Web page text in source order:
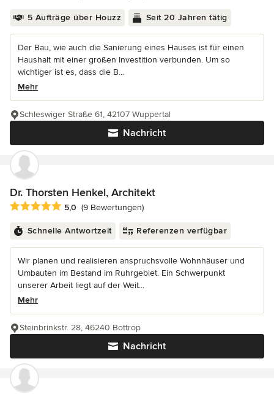
5 Aufträge über Houzz Seit 20 Jahren tätig
Der Bau, wie auch die Sanierung eines Hauses ist für einen
Haushalt mit einer großen Investition verbunden. Um so
wichtiger ist es, dass die B...
Mehr
Nachricht
Schleswiger Straße 61, 42107 Wuppertal
Dr. Thorsten Henkel, Architekt
Durchschnittliche Bewertung: 5 von 5 Sternen
5,0 (9 Bewertungen)
Schnelle Antwortzeit Referenzen verfügbar
Wir planen und realisieren anspruchsvolle Wohnhäuser und
Umbauten im Bestand im Ruhrgebiet. Ein Schwerpunkt
unserer Arbeit liegt auf der Weit...
Mehr
Nachricht
Steinbrinkstr. 28, 46240 Bottrop